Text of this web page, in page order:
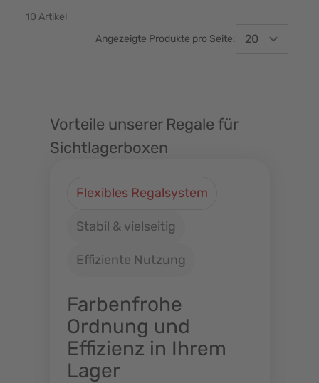
10 Artikel
Angezeigte Produkte pro Seite:
Vorteile unserer Regale für
Sichtlagerboxen
Flexibles Regalsystem
Stabil & vielseitig
Effiziente Nutzung
Farbenfrohe
Ordnung und
Effizienz in Ihrem
Lager